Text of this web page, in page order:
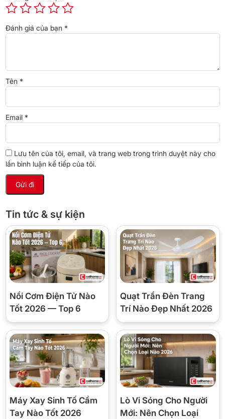
Quạt tuần hoàn FXDZ-2305BG5 có chính hãng
nguyên seal, bảo hành đầy đủ.
Tại Điện Máy Cellhome – 154 Văn Phúc, Hà Đông,
VAT.
Gree FXDZ-2305BG5 giá bao nhiêu?
Giá tại Cellhome 3.400.000đ.
Mua Quạt tuần hoàn FXDZ-2305BG5 tại
Điện Máy Cellhome
📞 Hotline/Zalo: 0849.888.883 • 🏬 154 Văn
Phúc, Hà Đông, Hà Nội • Giao nhanh nội thành •
Đánh giá của bạn *
Tên *
Email *
Lưu tên của tôi, email, và trang web trong trình duyệt này cho
lần bình luận kế tiếp của tôi.
Tin tức & sự kiện
Nồi Cơm Điện Tử Nào
Tốt 2026 — Top 6
Quạt Trần Đèn Trang
Trí Nào Đẹp Nhất 2026
Máy Xay Sinh Tố Cầm
Tay Nào Tốt 2026
Lò Vi Sóng Cho Người
Mới: Nên Chọn Loại